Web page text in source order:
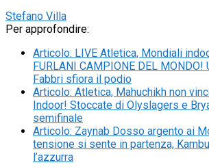
Stefano Villa
Per approfondire:
Articolo: LIVE Atletica, Mondiali
FURLANI CAMPIONE DEL MONDO!
Fabbri sfiora il podio
Articolo: Atletica, Mahuchikh non
Indoor! Stoccate di Olyslagers e
semifinale
Articolo: Zaynab Dosso argento ai
tensione si sente in partenza,
l’azzurra